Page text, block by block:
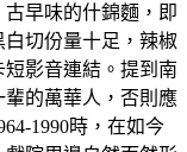
早味的什錦麵，即
切份量十足，辣椒
影音連結。提到南
的萬華人，否則應
1990時，在如今